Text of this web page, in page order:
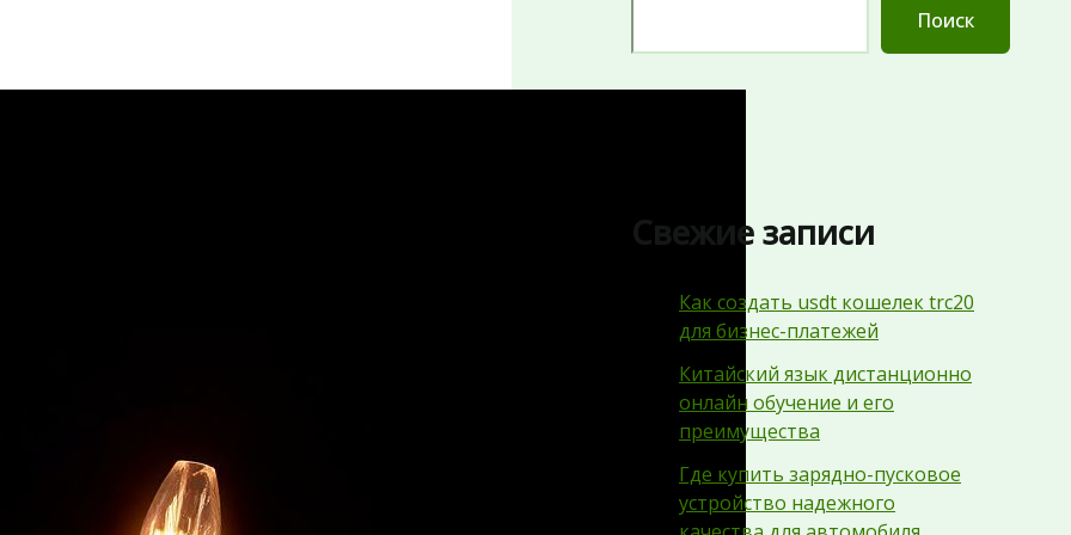
Поиск
Свежие записи
Как создать usdt кошелек trc20
для бизнес-платежей
Китайский язык дистанционно
онлайн обучение и его
преимущества
Где купить зарядно-пусковое
устройство надежного